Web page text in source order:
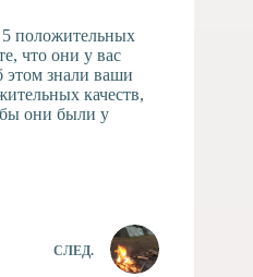
5 положительных
что они у вас
этом знали ваши
качеств,
они были у
СЛЕД.